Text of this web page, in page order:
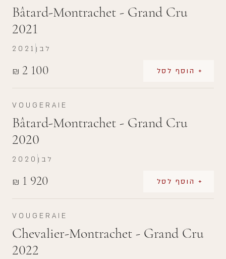
Bâtard-Montrachet - Grand Cru
2021
₪ 2 100 + הוסף לסל
2021 לבן
VOUGERAIE
Bâtard-Montrachet - Grand Cru
2020
₪ 1 920 + הוסף לסל
2020 לבן
VOUGERAIE
Chevalier-Montrachet - Grand Cru
2022